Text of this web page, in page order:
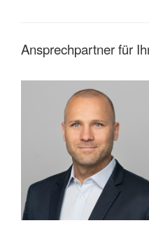
Ansprechpartner für